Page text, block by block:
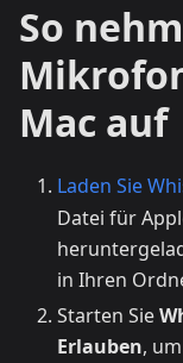
So
Mac auf
Laden Sie
Datei für
in Ihren
Starten Sie
Erlauben,